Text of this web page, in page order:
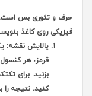
حرف و تئوری بس است.
فیزیکی روی کاغذ
پالایش نقشه:
بزنید. برای
کنید. نتیجه